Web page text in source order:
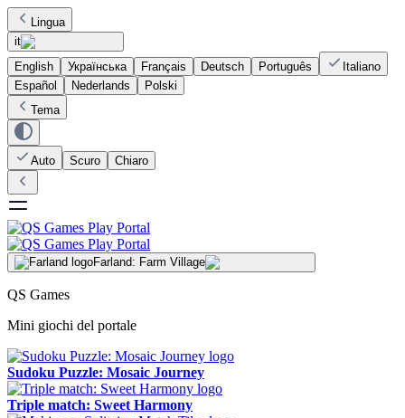
Lingua
it
English
Українська Français Deutsch Português
Italiano
Español
Nederlands
Polski
Tema
Auto Scuro Chiaro
Farland: Farm Village
QS Games
Mini giochi del portale
Sudoku Puzzle: Mosaic Journey
Triple match: Sweet Harmony